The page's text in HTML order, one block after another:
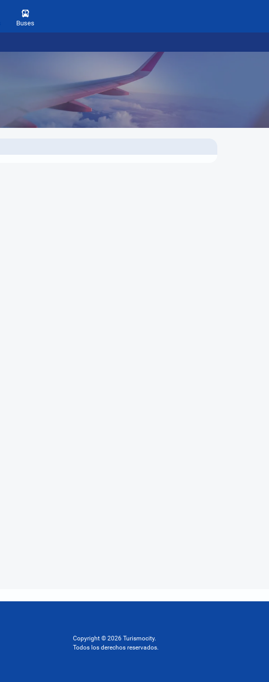
Buses
Copyright © 2026 Turismocity.
Todos los derechos reservados.